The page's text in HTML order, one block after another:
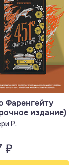
Фаренгейту
издание)
Р.
₽